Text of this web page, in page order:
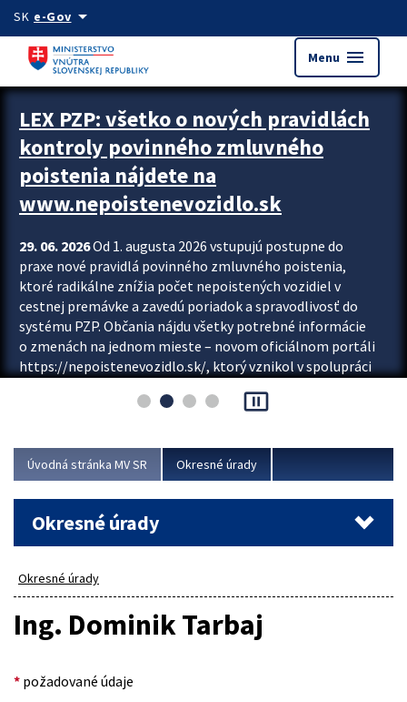
Preskocit na hlavný obsah
SK e-Govarrow_drop_down
Menu menu
Zastavit automatický posun upútavok
LEX PZP: všetko o nových pravidlách
kontroly povinného zmluvného
poistenia nájdete na
www.nepoistenevozidlo.sk
29. 06. 2026Od 1. augusta 2026 vstupujú postupne do
praxe nové pravidlá povinného zmluvného poistenia,
ktoré radikálne znížia počet nepoistených vozidiel v
cestnej premávke a zavedú poriadok a spravodlivosť do
systému PZP. Občania nájdu všetky potrebné informácie
o zmenách na jednom mieste – novom oficiálnom portáli
https://nepoistenevozidlo.sk/, ktorý vznikol v spolupráci
asociácie poisťovní (SLASPO) a Ministerstva vnútra SR.
Viac
pause_presentation
Úvodná stránka MV SR Okresné úrady
Okresné úrady
Okresné úrady
Ing. Dominik Tarbaj
* požadované údaje